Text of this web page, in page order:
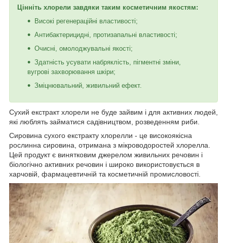
Цінніть хлорели завдяки таким косметичним якостям:
Високі регенераційні властивості;
Антибактерицидні, протизапальні властивості;
Очисні, омолоджувальні якості;
Здатність усувати набряклість, пігментні зміни,
вугрові захворювання шкіри;
Зміцнювальний, живильний ефект.
Сухий екстракт хлорели не буде зайвим і для активних людей,
які люблять займатися садівництвом, розведенням риби.
Сировина сухого екстракту хлорелли - це високоякісна
рослинна сировина, отримана з мікроводоростей хлорелла.
Цей продукт є винятковим джерелом живильних речовин і
біологічно активних речовин і широко використовується в
харчовій, фармацевтичній та косметичній промисловості.